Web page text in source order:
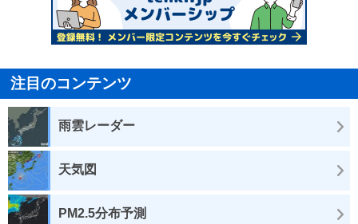
注目のコンテンツ
雨雲レーダー
天気図
PM2.5分布予測